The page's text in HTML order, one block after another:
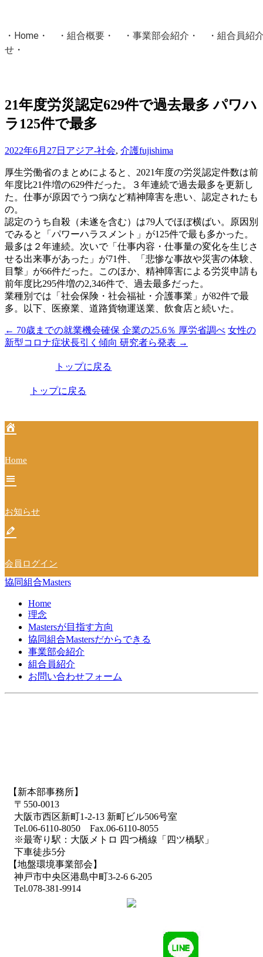
・ Home ・ ・ 組合概要 ・ ・ 事業部会紹介 ・ ・ 組合員紹
せ ・
協同組合Masters／
国土交通省・経済産業省・農林水産省・厚生労働省 認可
21年度労災認定629件で過去最多 パワハ
ラ125件で最多
2022年6月27日 アジア-社会, 介護fujishima
厚生労働省のまとめによると、2021年度の労災認定件数は前
年度比21件増の629件だった。３年連続で過去最多を更新し
た。仕事が原因でうつ病など精神障害を患い、認定されたも
の。
認定のうち自殺（未遂を含む）は79人でほぼ横ばい。原因別
でみると「パワーハラスメント」が125件で最も多かった。
最多は２年連続。次いで「仕事内容・仕事量の変化を生じさ
せる出来事があった」が71件、「悲惨な事故や災害の体験、
目撃」が66件だった。このほか、精神障害による労災申請も
前年度比295件増の2,346件で、過去最多だった。
業種別では「社会保険・社会福祉・介護事業」が82件で最
多。以下、医療業、道路貨物運送業、飲食店と続いた。
投
稿
ー
ョ
ン
← 70歳までの就業機会確保 企業の25.6％ 厚労省調べ 女性の
新型コロナ症状長引く傾向 研究者ら発表 →
トップに戻る
トップに戻る
Home
お知らせ
会員ログイン
協同組合Masters
Home
理念
Mastersが目指す方向
協同組合Mastersだからできる
事業部会紹介
組合員紹介
お問い合わせフォーム
【新本部事務所】
〒550-0013
大阪市西区新町1-2-13 新町ビル506号室
Tel.06-6110-8050 Fax.06-6110-8055
※最寄り駅：大阪メトロ 四つ橋線「四ツ橋駅」
下車徒歩5分
【地盤環境事業部会】
神戸市中央区港島中町3-2-6 6-205
Tel.078-381-9914